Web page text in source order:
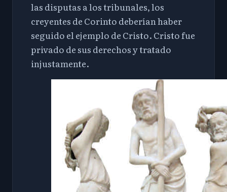
las disputas a los tribunales, los
creyentes de Corinto deberían haber
seguido el ejemplo de Cristo. Cristo fue
privado de sus derechos y tratado
injustamente.